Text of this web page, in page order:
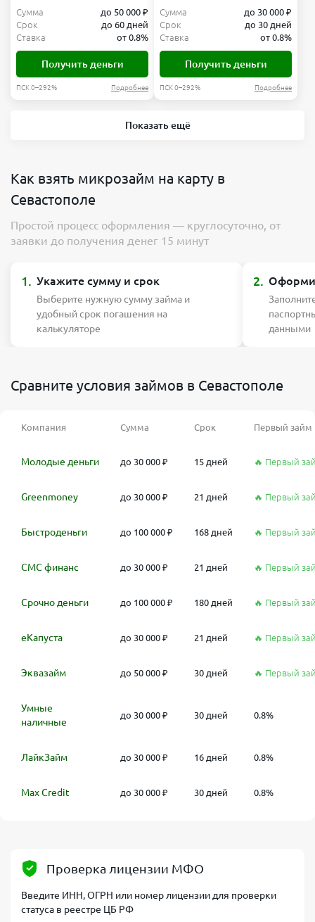
Сумма
до 50 000 ₽
Срок
до 60 дней
Ставка
от 0.8%
Получить деньги
ПСК 0–292% Подробнее
Сумма
до 30 000 ₽
Срок
до 30 дней
Ставка
от 0.8%
Получить деньги
ПСК 0–292% Подробнее
Показать ещё
Как взять микрозайм на карту в
Севастополе
Простой процесс оформления — круглосуточно, от
заявки до получения денег 15 минут
1. Укажите сумму и срок
Выберите нужную сумму займа и
удобный срок погашения на
калькуляторе
2.
данными
Сравните условия займов в Севастополе
Компания Сумма Срок Первый займ
Молодые деньги до 30 000 ₽ 15 дней 🔥 Первый
Greenmoney до 30 000 ₽ 21 дней 🔥 Первый
Быстроденьги до 100 000 ₽ 168 дней 🔥 Первый
СМС финанс до 30 000 ₽ 21 дней 🔥 Первый
Срочно деньги до 100 000 ₽ 180 дней 🔥 Первый
еКапуста до 30 000 ₽ 21 дней 🔥 Первый
Эквазайм до 50 000 ₽ 30 дней 🔥 Первый
Умные
наличные
до 30 000 ₽ 30 дней 0.8%
ЛайкЗайм до 30 000 ₽ 16 дней 0.8%
Max Credit до 30 000 ₽ 30 дней 0.8%
Проверка лицензии МФО
Введите ИНН, ОГРН или номер лицензии для проверки
статуса в реестре ЦБ РФ